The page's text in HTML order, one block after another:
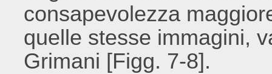
consapevolezza
quelle stesse immagini,
Grimani [Figg. 7-8].